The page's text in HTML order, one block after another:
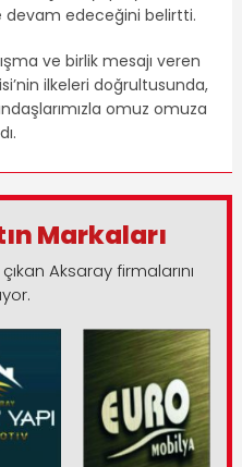
devam edeceğini belirtti.
ve birlik mesajı veren
ilkeleri doğrultusunda,
omuz omuza
Markaları
Aksaray firmalarını